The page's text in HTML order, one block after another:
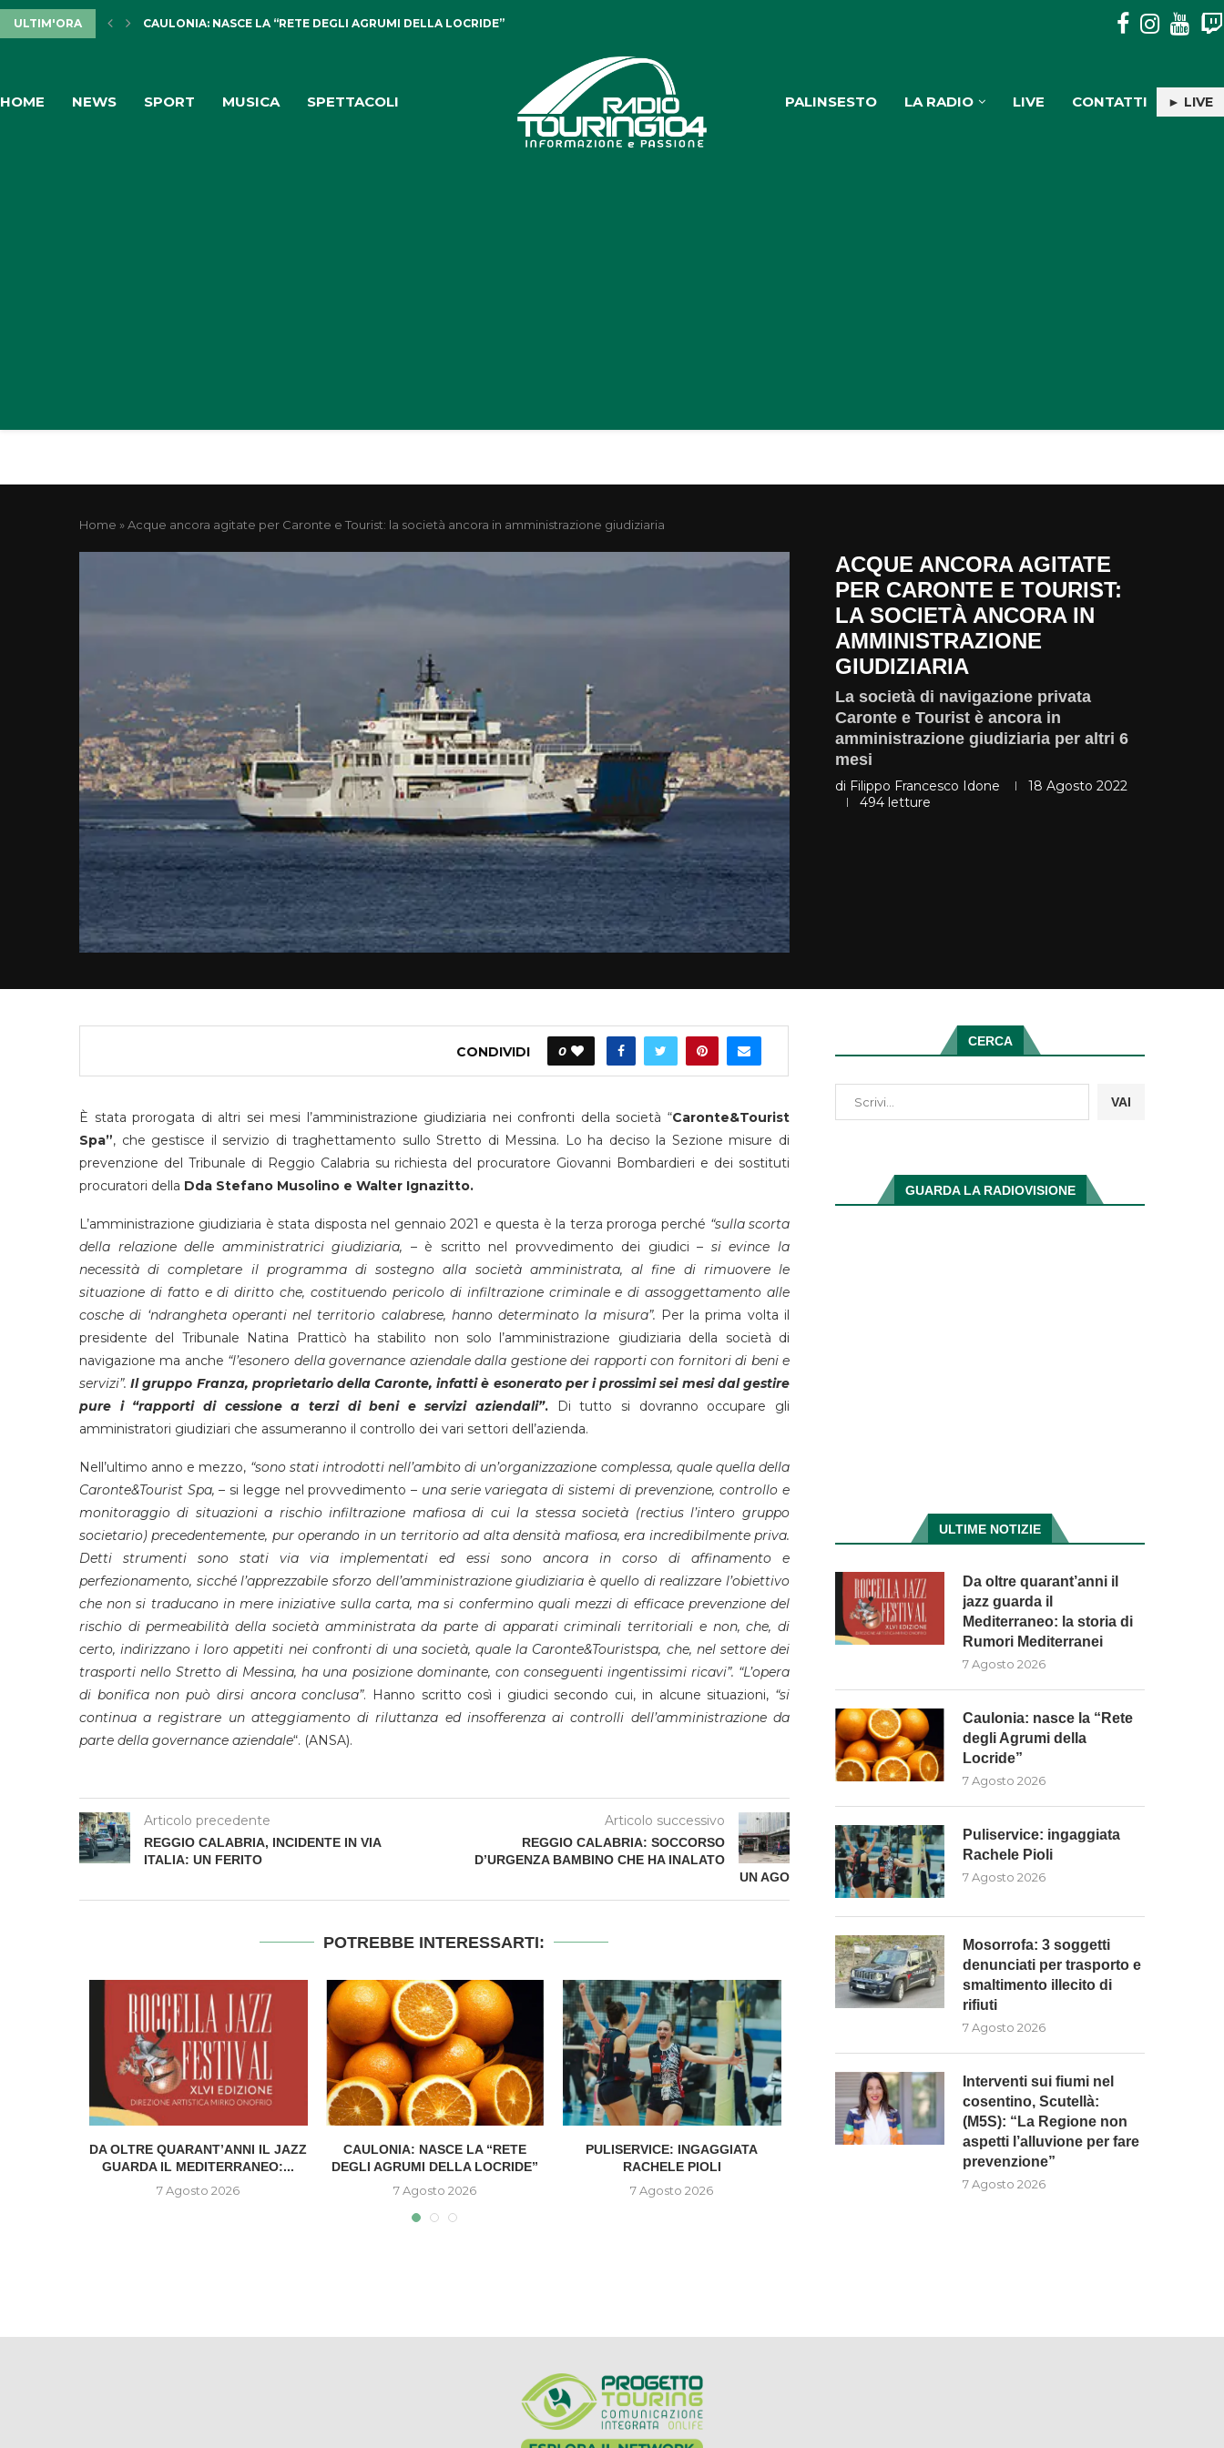
ULTIM'ORA CAULONIA: NASCE LA “RETE DEGLI AGRUMI DELLA LOCRIDE” PULISERVICE: INGAGGIATA RACHELE PIOLI
HOME NEWS SPORT MUSICA SPETTACOLI PALINSESTO LA RADIO LIVE CONTATTI ► LIVE
Home »Acque ancora agitate per Caronte e Tourist: la società ancora in amministrazione giudiziaria
ACQUE ANCORA AGITATE
PER CARONTE E TOURIST:
LA SOCIETÀ ANCORA IN
AMMINISTRAZIONE
GIUDIZIARIA
La società di navigazione privata
Caronte e Tourist è ancora in
amministrazione giudiziaria per altri 6
mesi
di Filippo Francesco Idone
18 Agosto 2022
494 letture
CONDIVIDI 0
È stata prorogata di altri sei mesi l’amministrazione giudiziaria nei confronti della società “Caronte&Tourist
Spa”, che gestisce il servizio di traghettamento sullo Stretto di Messina. Lo ha deciso la Sezione misure di
prevenzione del Tribunale di Reggio Calabria su richiesta del procuratore Giovanni Bombardieri e dei sostituti
procuratori della Dda Stefano Musolino e Walter Ignazitto.
L’amministrazione giudiziaria è stata disposta nel gennaio 2021 e questa è la terza proroga perché “sulla scorta
della relazione delle amministratrici giudiziaria, – è scritto nel provvedimento dei giudici – si evince la
necessità di completare il programma di sostegno alla società amministrata, al fine di rimuovere le
situazione di fatto e di diritto che, costituendo pericolo di infiltrazione criminale e di assoggettamento alle
cosche di ‘ndrangheta operanti nel territorio calabrese, hanno determinato la misura”. Per la prima volta il
presidente del Tribunale Natina Pratticò ha stabilito non solo l’amministrazione giudiziaria della società di
navigazione ma anche “l’esonero della governance aziendale dalla gestione dei rapporti con fornitori di beni e
servizi”. Il gruppo Franza, proprietario della Caronte, infatti è esonerato per i prossimi sei mesi dal gestire
pure i “rapporti di cessione a terzi di beni e servizi aziendali”. Di tutto si dovranno occupare gli
amministratori giudiziari che assumeranno il controllo dei vari settori dell’azienda.
Nell’ultimo anno e mezzo, “sono stati introdotti nell’ambito di un’organizzazione complessa, quale quella della
Caronte&Tourist Spa, – si legge nel provvedimento – una serie variegata di sistemi di prevenzione, controllo e
monitoraggio di situazioni a rischio infiltrazione mafiosa di cui la stessa società (rectius l’intero gruppo
societario) precedentemente, pur operando in un territorio ad alta densità mafiosa, era incredibilmente priva.
Detti strumenti sono stati via via implementati ed essi sono ancora in corso di affinamento e
perfezionamento, sicché l’apprezzabile sforzo dell’amministrazione giudiziaria è quello di realizzare l’obiettivo
che non si traducano in mere iniziative sulla carta, ma si confermino quali mezzi di efficace prevenzione del
rischio di permeabilità della società amministrata da parte di apparati criminali territoriali e non, che, di
certo, indirizzano i loro appetiti nei confronti di una società, quale la Caronte&Touristspa, che, nel settore dei
trasporti nello Stretto di Messina, ha una posizione dominante, con conseguenti ingentissimi ricavi”. “L’opera
di bonifica non può dirsi ancora conclusa”. Hanno scritto così i giudici secondo cui, in alcune situazioni, “si
continua a registrare un atteggiamento di riluttanza ed insofferenza ai controlli dell’amministrazione da
parte della governance aziendale“. (ANSA).
Articolo precedente
REGGIO CALABRIA, INCIDENTE IN VIA
ITALIA: UN FERITO
Articolo successivo
REGGIO CALABRIA: SOCCORSO
D’URGENZA BAMBINO CHE HA INALATO
UN AGO
POTREBBE INTERESSARTI:
DA OLTRE QUARANT’ANNI IL JAZZ
GUARDA IL MEDITERRANEO:...
7 Agosto 2026
CAULONIA: NASCE LA “RETE
DEGLI AGRUMI DELLA LOCRIDE”
7 Agosto 2026
PULISERVICE: INGAGGIATA
RACHELE PIOLI
7 Agosto 2026
MOSORROFA: 3 SOGGETTI
DENUNCIATI PER TRASPORTO E
INTERVENTI SUI FIUMI
COSENTINO, SCUTELLÀ:
CERCA
VAI
GUARDA LA RADIOVISIONE
ULTIME NOTIZIE
Da oltre quarant’anni il
jazz guarda il
Mediterraneo: la storia di
Rumori Mediterranei
7 Agosto 2026
Caulonia: nasce la “Rete
degli Agrumi della
Locride”
7 Agosto 2026
Puliservice: ingaggiata
Rachele Pioli
7 Agosto 2026
Mosorrofa: 3 soggetti
denunciati per trasporto e
smaltimento illecito di
rifiuti
7 Agosto 2026
Interventi sui fiumi nel
cosentino, Scutellà:
(M5S): “La Regione non
aspetti l’alluvione per fare
prevenzione”
7 Agosto 2026